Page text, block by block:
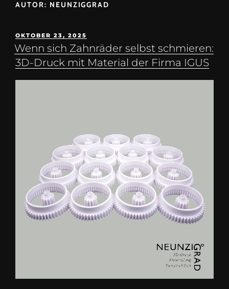
AUTOR: NEUNZIGGRAD
OKTOBER 23, 2025
Wenn sich Zahnräder selbst schmieren:
3D-Druck mit Material der Firma IGUS